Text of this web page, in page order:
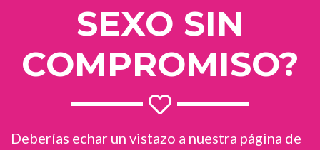
SEXO SIN
COMPROMISO?
Deberías echar un vistazo a nuestra página de